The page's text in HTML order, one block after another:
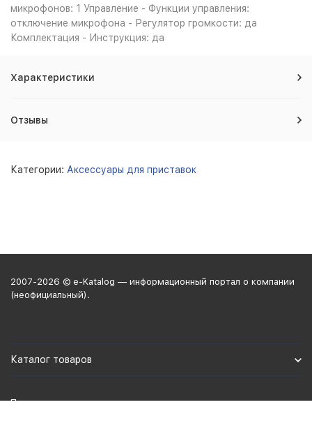
микрофонов: 1 Управление - Функции управления:
отключение микрофона - Регулятор громкости: да
Комплектация - Инструкция: да
Характеристики
Отзывы
Категории: Аксессуары для приставок
2007-2026 © e-Katalog — информационный портал о компании
(неофициальный).
Каталог товаров
Политика персональных данных